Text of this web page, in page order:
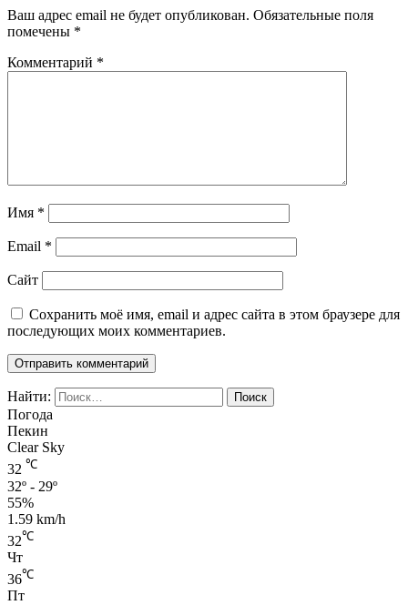
Ваш адрес email не будет опубликован. Обязательные поля
помечены *
Комментарий *
Имя *
Email *
Сайт
Сохранить моё имя, email и адрес сайта в этом браузере для
последующих моих комментариев.
Найти:
Погода
Пекин
Clear Sky
32 ℃
32º - 29º
55%
1.59 km/h
32℃
Чт
36℃
Пт